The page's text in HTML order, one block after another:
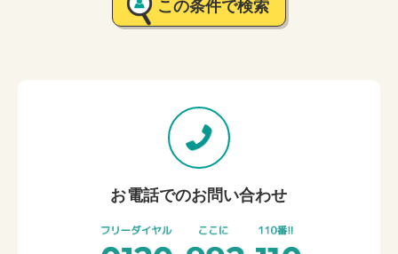
この条件で検索
お電話でのお問い合わせ